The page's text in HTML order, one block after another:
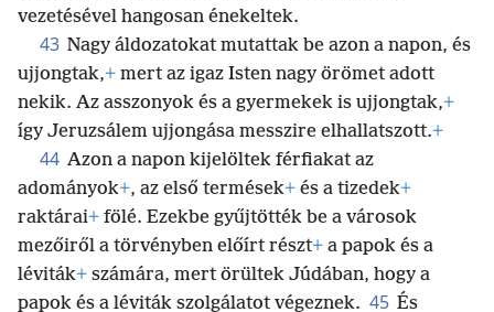
vezetésével hangosan énekeltek.
43 Nagy áldozatokat mutattak be azon a napon, és
ujjongtak,+ mert az igaz Isten nagy örömet adott
nekik. Az asszonyok és a gyermekek is ujjongtak,+
így Jeruzsálem ujjongása messzire elhallatszott.+
44 Azon a napon kijelöltek férfiakat az
adományok+, az első termések+ és a tizedek+
raktárai+ fölé. Ezekbe gyűjtötték be a városok
mezőiről a törvényben előírt részt+ a papok és a
léviták+ számára, mert örültek Júdában, hogy a
papok és a léviták szolgálatot végeznek. 45 És